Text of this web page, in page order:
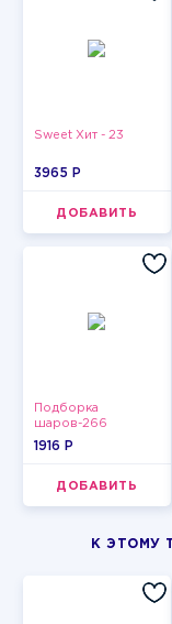
Sweet Хит - 23
3965 P
ДОБАВИТЬ
Подборка
шаров-266
1916 P
ДОБАВИТЬ
К ЭТОМУ